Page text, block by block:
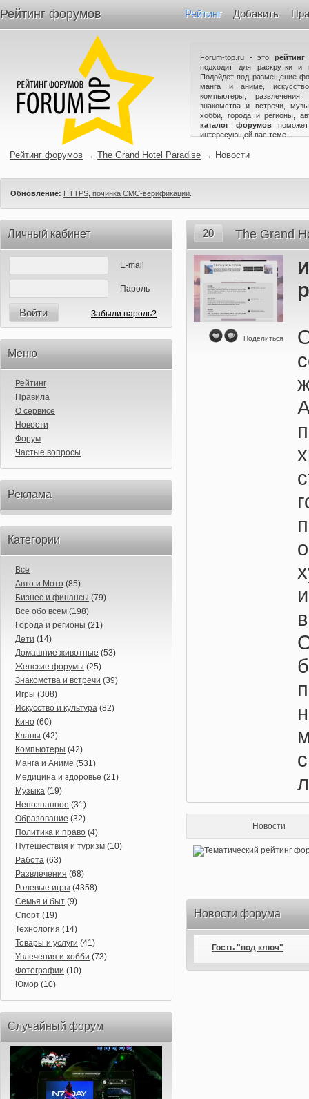
Рейтинг форумов Рейтинг Добавить
Forum-top.ru - это
подходит для раскрутки и
Подойдет под размещение
манга и аниме,
компьютеры,
знакомства и встречи,
хобби, города и регионы,
каталог форумов
интересующей вас теме.
Рейтинг форумов → The Grand Hotel Paradise → Новости
Обновление: HTTPS, починка СМС-верификации
Личный кабинет
E-mail
Пароль
Войти Забыли пароль?
Меню
Рейтинг
Правила
О сервисе
Новости
Форум
Частые вопросы
Реклама
Категории
Все
Авто и Мото (85)
Бизнес и финансы (79)
Все обо всем (198)
Города и регионы (21)
Дети (14)
Домашние животные (53)
Женские форумы (25)
Знакомства и встречи (39)
Игры (308)
Искусство и культура (82)
Кино (60)
Кланы (42)
Компьютеры (42)
Манга и Аниме (531)
Медицина и здоровье (21)
Музыка (19)
Непознанное (31)
Образование (32)
Политика и право (4)
Путешествия и туризм (10)
Работа (63)
Развлечения (68)
Ролевые игры (4358)
Семья и быт (9)
Спорт (19)
Технология (14)
Товары и услуги (41)
Увлечения и хобби (73)
Фотографии (10)
Юмор (10)
Случайный форум
20 The Grand
Поделиться
Новости
Новости форума
Гость "под ключ"